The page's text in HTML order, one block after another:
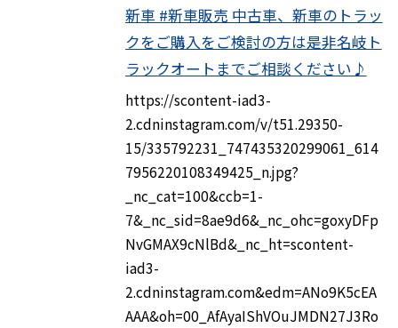
新車 #新車販売 中古車、新車のトラッ
クをご購入をご検討の方は是非名岐ト
ラックオートまでご相談ください♪
https://scontent-iad3-
2.cdninstagram.com/v/t51.29350-
15/335792231_747435320299061_614
7956220108349425_n.jpg?
_nc_cat=100&ccb=1-
7&_nc_sid=8ae9d6&_nc_ohc=goxyDFp
NvGMAX9cNlBd&_nc_ht=scontent-
iad3-
2.cdninstagram.com&edm=ANo9K5cEA
AAA&oh=00_AfAyaIShVOuJMDN27J3Ro